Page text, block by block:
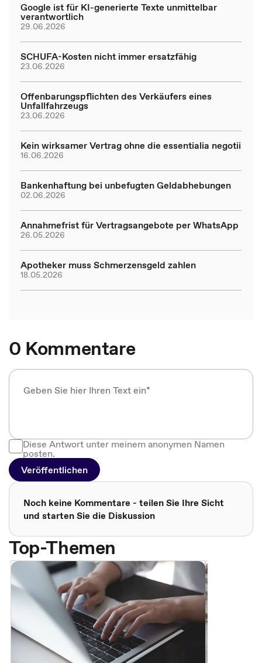
Google ist für KI-generierte Texte unmittelbar
verantwortlich
29.06.2026
SCHUFA-Kosten nicht immer ersatzfähig
23.06.2026
Offenbarungspflichten des Verkäufers eines
Unfallfahrzeugs
23.06.2026
Kein wirksamer Vertrag ohne die essentialia negotii
16.06.2026
Bankenhaftung bei unbefugten Geldabhebungen
02.06.2026
Annahmefrist für Vertragsangebote per WhatsApp
26.05.2026
Apotheker muss Schmerzensgeld zahlen
18.05.2026
0 Kommentare
Diese Antwort unter meinem anonymen Namen
posten.
Veröffentlichen
Noch keine Kommentare - teilen Sie Ihre Sicht
und starten Sie die Diskussion
Top-Themen